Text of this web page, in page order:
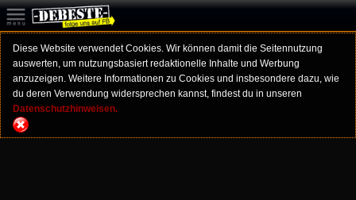
Diese Website verwendet Cookies. Wir können damit die Seitennutzung
auswerten, um nutzungsbasiert redaktionelle Inhalte und Werbung
anzuzeigen. Weitere Informationen zu Cookies und insbesondere dazu, wie
du deren Verwendung widersprechen kannst, findest du in unseren
Datenschutzhinweisen.